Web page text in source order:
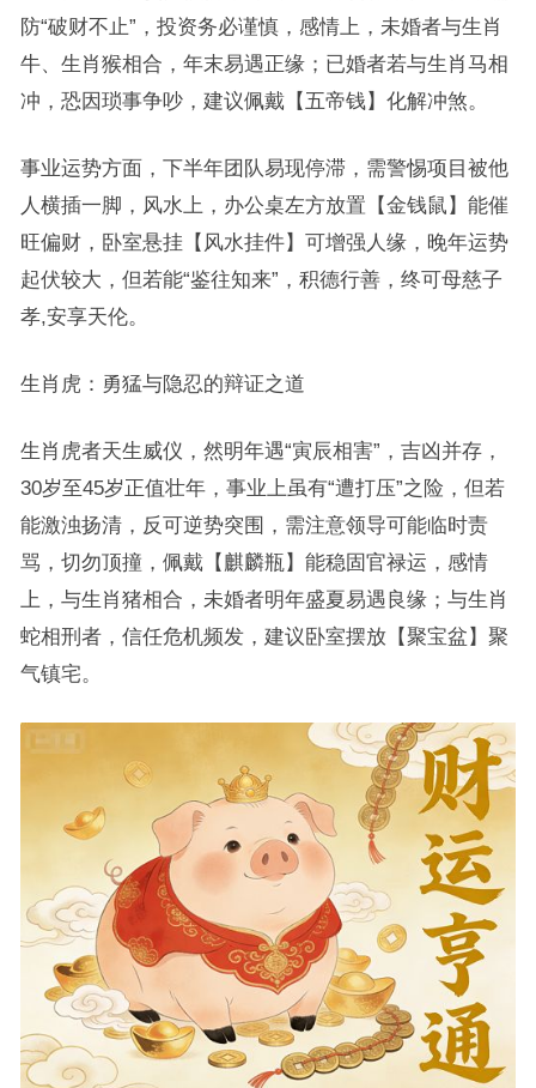
防“破财不止”，投资务必谨慎，感情上，未婚者与生肖
牛、生肖猴相合，年末易遇正缘；已婚者若与生肖马相
冲，恐因琐事争吵，建议佩戴【五帝钱】化解冲煞。
事业运势方面，下半年团队易现停滞，需警惕项目被他
人横插一脚，风水上，办公桌左方放置【金钱鼠】能催
旺偏财，卧室悬挂【风水挂件】可增强人缘，晚年运势
起伏较大，但若能“鉴往知来”，积德行善，终可母慈子
孝,安享天伦。
生肖虎：勇猛与隐忍的辩证之道
生肖虎者天生威仪，然明年遇“寅辰相害”，吉凶并存，
30岁至45岁正值壮年，事业上虽有“遭打压”之险，但若
能激浊扬清，反可逆势突围，需注意领导可能临时责
骂，切勿顶撞，佩戴【麒麟瓶】能稳固官禄运，感情
上，与生肖猪相合，未婚者明年盛夏易遇良缘；与生肖
蛇相刑者，信任危机频发，建议卧室摆放【聚宝盆】聚
气镇宅。